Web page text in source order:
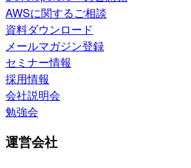
AWSに関するご相談
資料ダウンロード
メールマガジン登録
セミナー情報
採用情報
会社説明会
勉強会
運営会社